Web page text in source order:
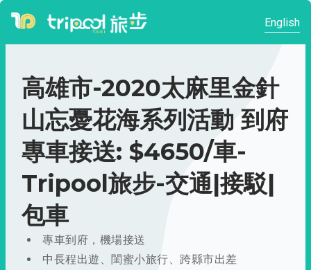
English
高雄市-2020太麻里金針
山忘憂花海系列活動 到府
專車接送: $4650/車-
Tripool旅步-交通|接駁|
包車
專車到府，機場接送
中長程出遊、閨蜜小旅行、跨縣市出差